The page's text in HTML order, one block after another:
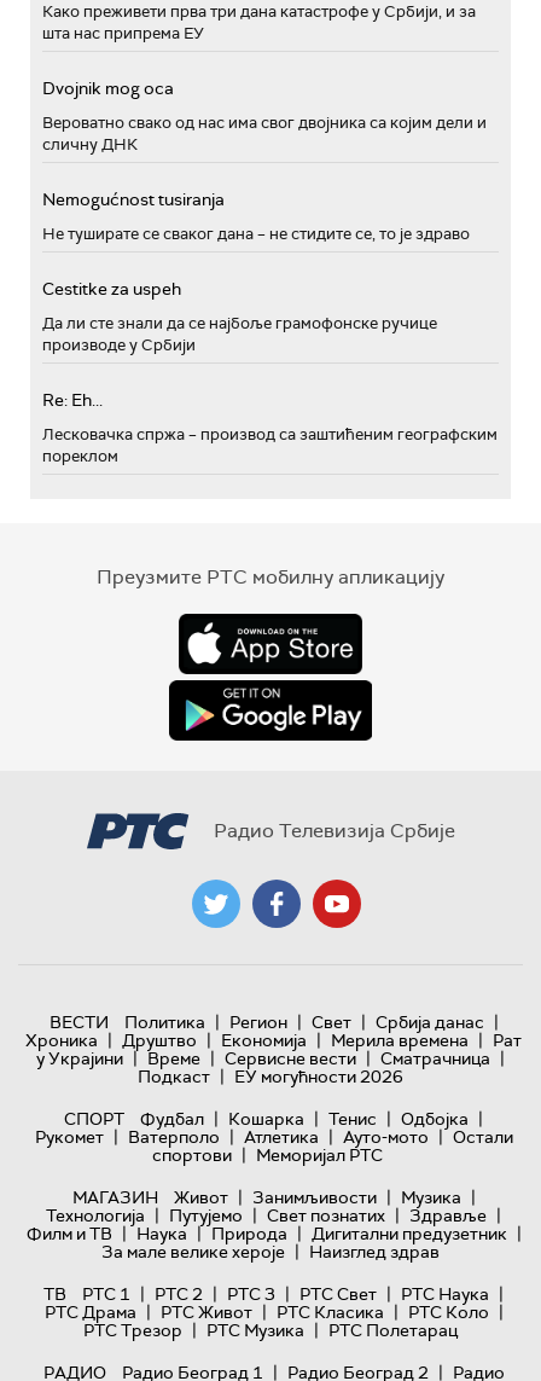
Како преживети прва три дана катастрофе у Србији, и за
шта нас припрема ЕУ
Dvojnik mog oca
Вероватно свако од нас има свог двојника са којим дели и
сличну ДНК
Nemogućnost tusiranja
Не туширате се сваког дана – не стидите се, то је здраво
Cestitke za uspeh
Да ли сте знали да се најбоље грамофонске ручице
производе у Србији
Re: Eh...
Лесковачка спржа – производ са заштићеним географским
пореклом
Преузмите РТС мобилну апликацију
Радио Телевизија Србије
ВЕСТИ Политика | Регион | Свет | Србија данас |
Хроника | Друштво | Економија | Мерила времена | Рат
у Украјини | Време | Сервисне вести | Сматрачница |
Подкаст | ЕУ могућности 2026
СПОРТ
Фудбал | Кошарка | Тенис | Одбојка |
Рукомет | Ватерполо | Атлетика | Ауто-мото | Остали
спортови | Меморијал РТС
МАГАЗИН
Живот | Занимљивости | Музика |
Технологијa | Путујемо | Свет познатих | Здравље |
Филм и ТВ | Наука | Природа | Дигитални предузетник |
За мале велике хероје | Наизглед здрав
ТВ
РТС 1 | РТС 2 | РТС 3 | РТС Свет | РТС Наука |
РТС Драма | РТС Живот | РТС Класика | РТС Коло |
РТС Трезор | РТС Музика | РТС Полетарац
РАДИО
Радио Београд 1 | Радио Београд 2 | Радио